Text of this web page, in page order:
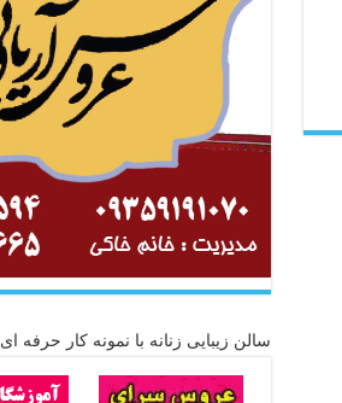
سالن زیبایی زنانه با نمونه کار حرفه ای